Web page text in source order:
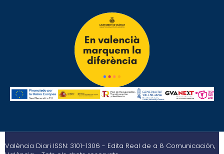
València Diari ISSN: 3101-1306 - Edita Real de a 8 Comunicación,